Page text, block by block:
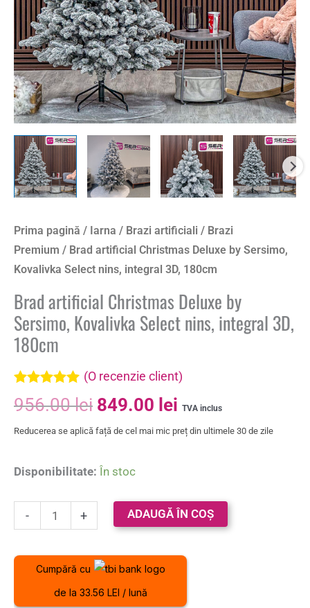
Prima pagină / Iarna / Brazi artificiali / Brazi
Premium / Brad artificial Christmas Deluxe by Sersimo,
Kovalivka Select nins, integral 3D, 180cm
Brad artificial Christmas Deluxe by
Sersimo, Kovalivka Select nins, integral 3D,
180cm
Evaluat la
5.00din 5 pe
singure
(O recenzie client)
956.00lei 849.00 lei TVA inclus
Reducerea se aplică față de cel mai mic preț din ultimele 30 de zile
Disponibilitate: În stoc
-
Select
nins,
integral
3D,
180cm
+ ADAUGĂ ÎN COȘ
Cumpără cu
de la 33.56 LEI / lună